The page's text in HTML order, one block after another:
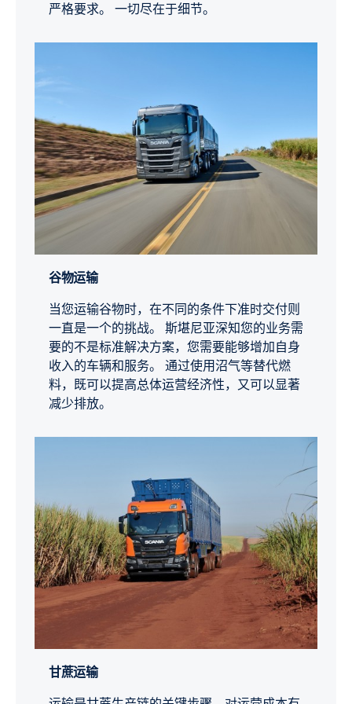
严格要求。 一切尽在于细节。
谷物运输
当您运输谷物时，在不同的条件下准时交付则
一直是一个的挑战。 斯堪尼亚深知您的业务需
要的不是标准解决方案，您需要能够增加自身
收入的车辆和服务。 通过使用沼气等替代燃
料，既可以提高总体运营经济性，又可以显著
减少排放。
甘蔗运输